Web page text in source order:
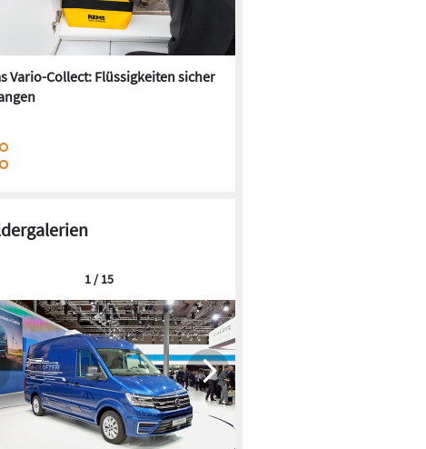
Vario-Collect: Flüssigkeiten sicher
1 / 15